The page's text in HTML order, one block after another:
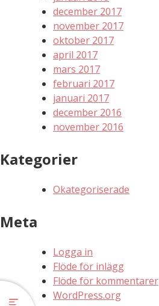
december 2017
november 2017
oktober 2017
april 2017
mars 2017
februari 2017
januari 2017
december 2016
november 2016
Kategorier
Okategoriserade
Meta
Logga in
Flöde för inlägg
Flöde för kommentarer
WordPress.org